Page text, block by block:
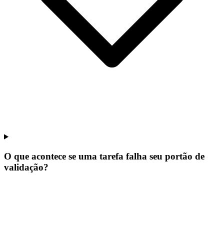
O que acontece se uma tarefa falha seu portão de
validação?